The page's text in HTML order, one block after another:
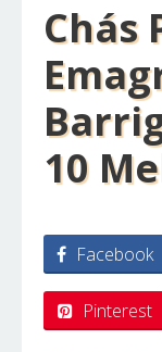
Chás
10
Facebook
Pinterest